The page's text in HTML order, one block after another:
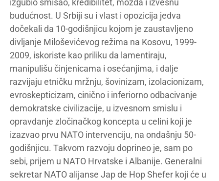
izgubio smisao, kredibilitet, možda i izvesnu
budućnost. U Srbiji su i vlast i opozicija jedva
dočekali da 10-godišnjicu kojom je zaustavljeno
divljanje Miloševićevog režima na Kosovu, 1999-
2009, iskoriste kao priliku da lamentiraju,
manipulišu činjenicama i osećanjima, i dalje
razvijaju etničku mržnju, šovinizam, izolacionizam,
evroskepticizam, cinično i inferiorno odbacivanje
demokratske civilizacije, u izvesnom smislu i
opravdanje zločinačkog koncepta u celini koji je
izazvao prvu NATO intervenciju, na ondašnju 50-
godišnjicu. Takvom razvoju doprineo je, sam po
sebi, prijem u NATO Hrvatske i Albanije. Generalni
sekretar NATO alijanse Jap de Hop Shefer koji će u